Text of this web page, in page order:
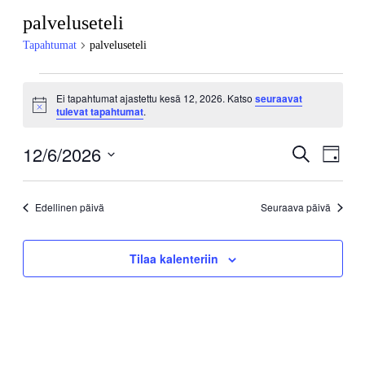
palveluseteli
Tapahtumat palveluseteli
Notice
Ei tapahtumat ajastettu kesä 12, 2026. Katsoseuraavat
tulevat tapahtumat.
Näkymät
navigointi
Etsi
Views
Päivä
12/6/2026
Edellinen päivä
Seuraava päivä
Tilaa kalenteriin